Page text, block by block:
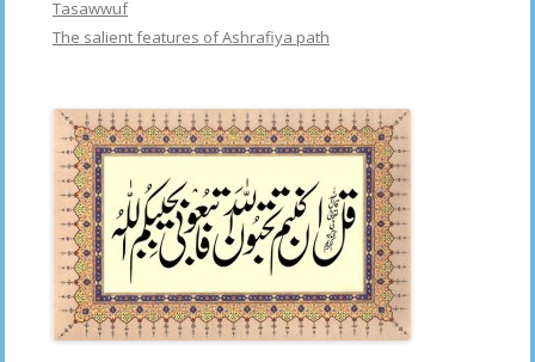
Tasawwuf
The salient features of Ashrafiya path